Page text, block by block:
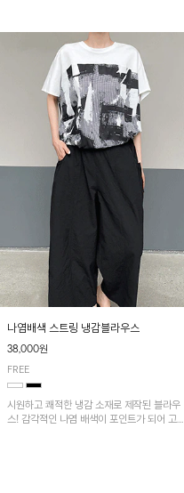
나염배색 스트링 냉감블라우스
38,000원
FREE
시원하고 쾌적한 냉감 소재로 제작된 블라우
스! 감각적인 나염 배색이 포인트가 되어 고급